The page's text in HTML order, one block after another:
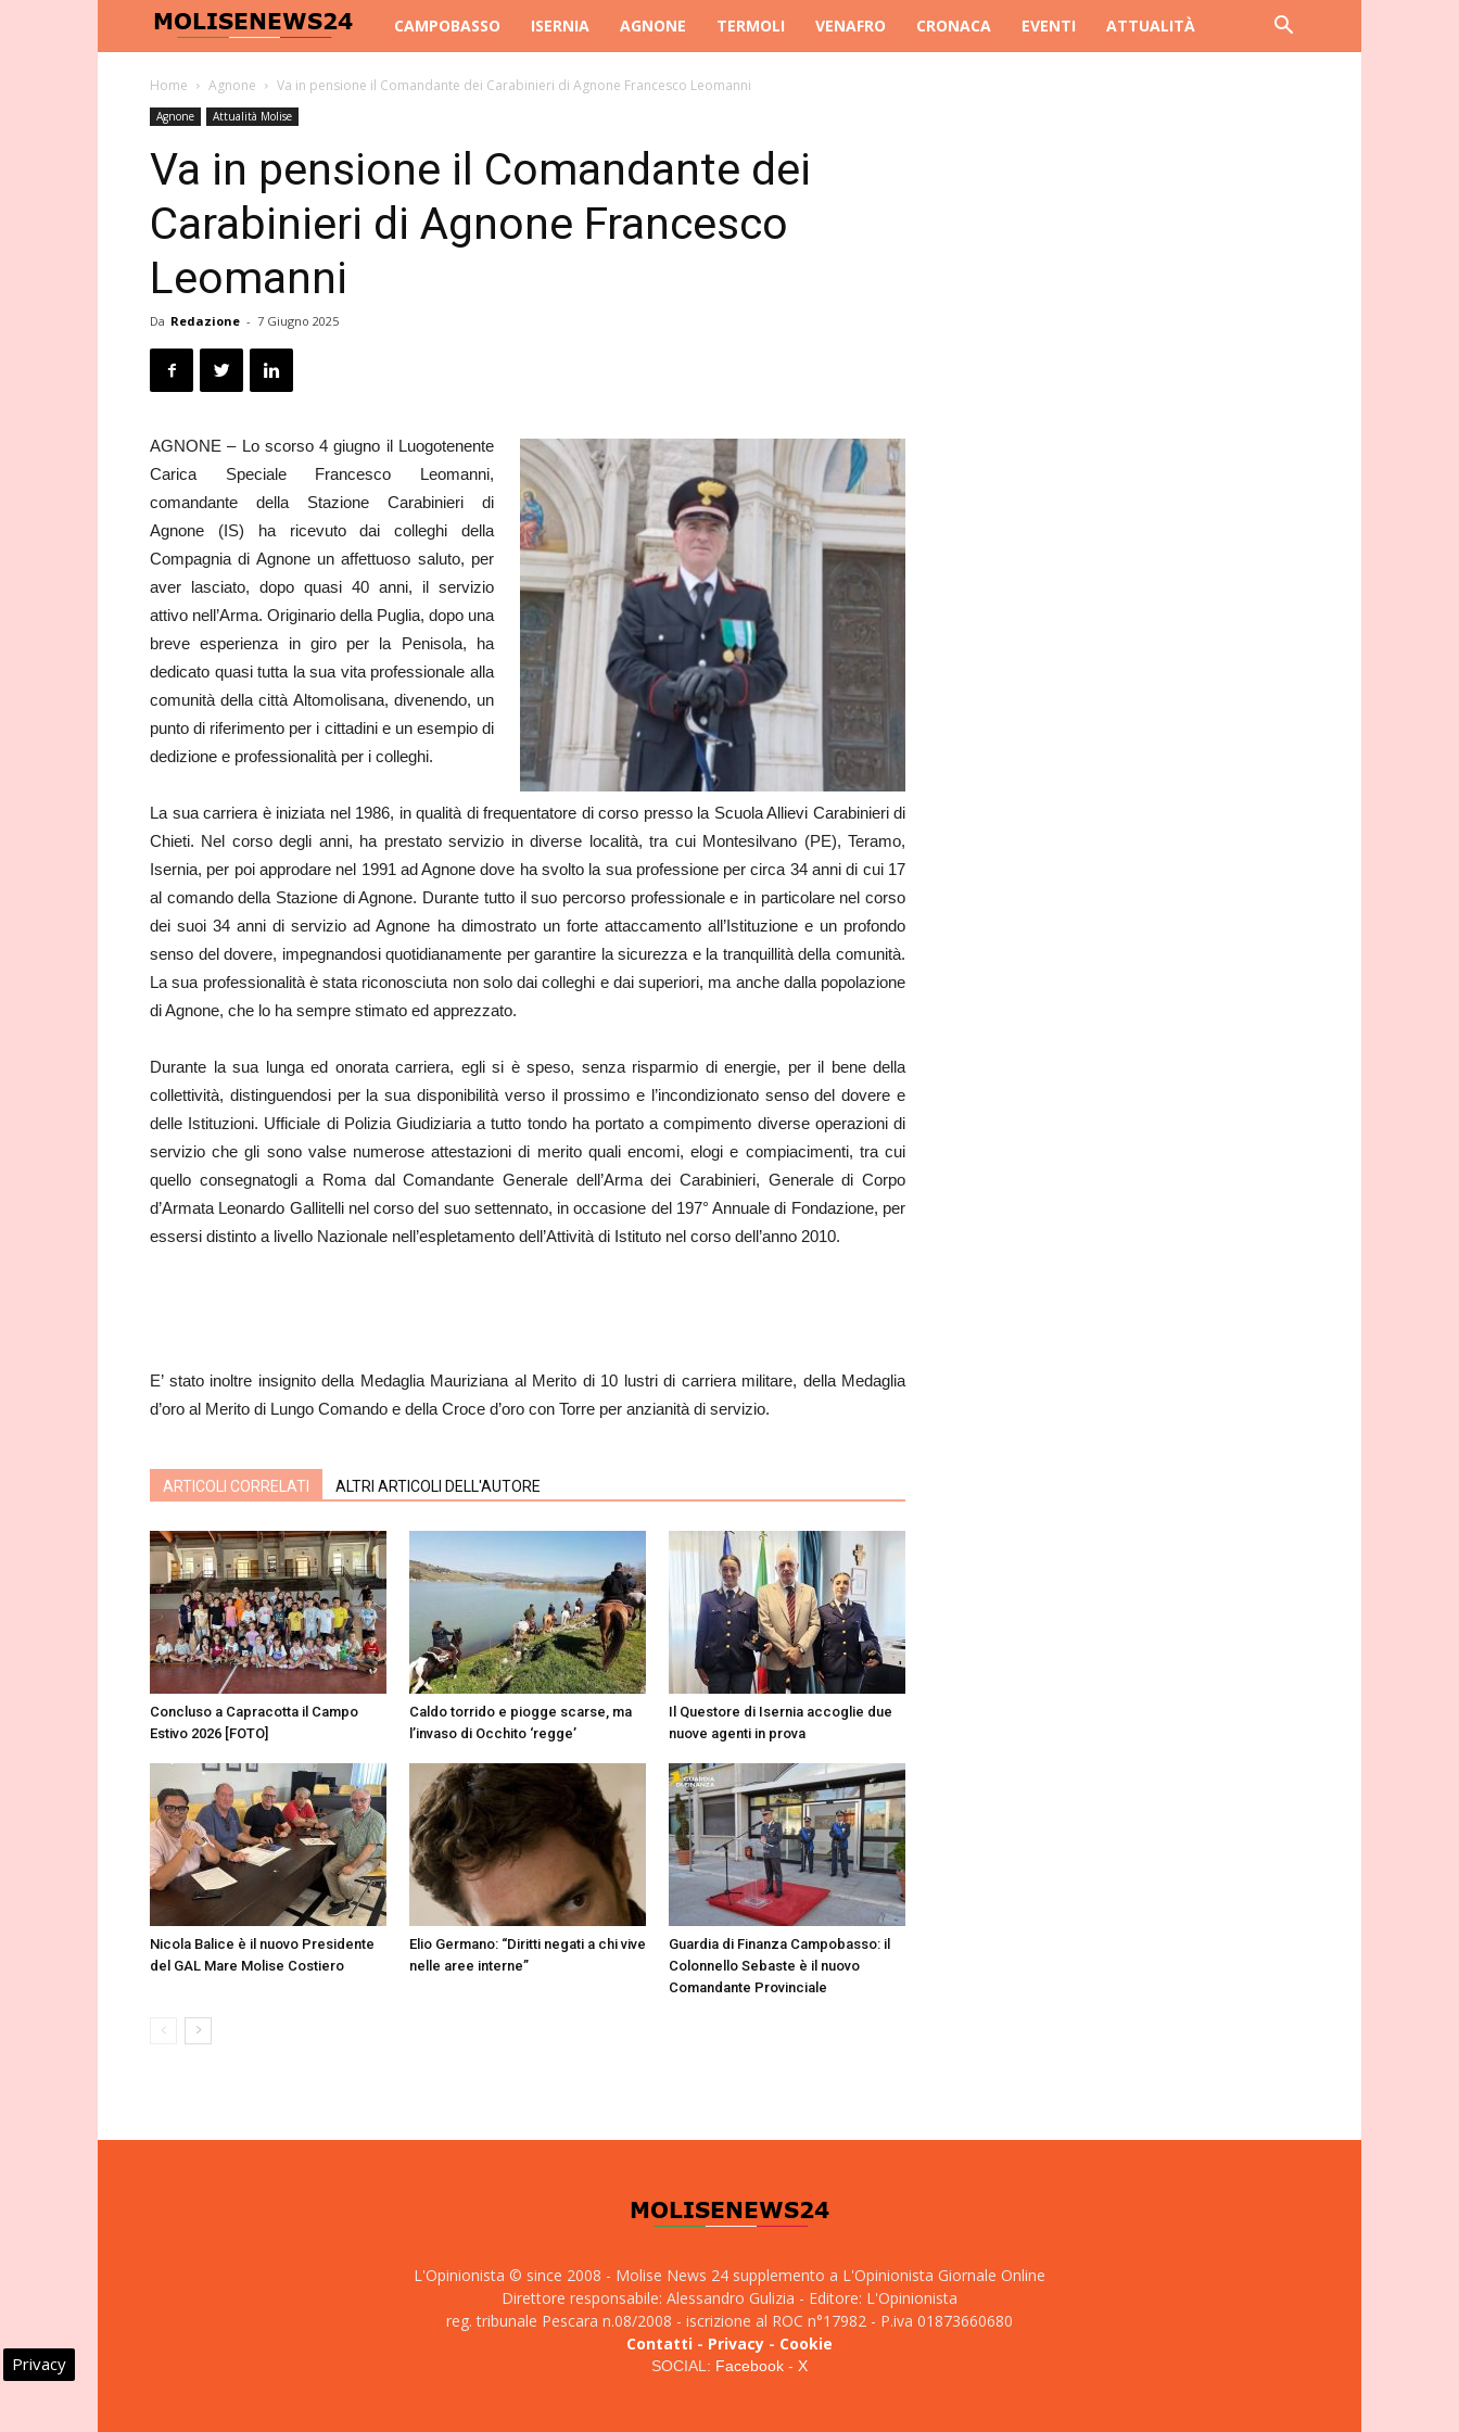
Molise
News
CAMPOBASSO ISERNIA AGNONE TERMOLI VENAFRO CRONACA EVENTI ATTUALITÀ
Home Agnone Va in pensione il Comandante dei Carabinieri di Agnone Francesco Leomanni
Agnone Attualità Molise
Va in pensione il Comandante dei
Carabinieri di Agnone Francesco
Leomanni
Da Redazione - 7 Giugno 2025
AGNONE – Lo scorso 4 giugno il Luogotenente
Carica Speciale Francesco Leomanni,
comandante della Stazione Carabinieri di
Agnone (IS) ha ricevuto dai colleghi della
Compagnia di Agnone un affettuoso saluto, per
aver lasciato, dopo quasi 40 anni, il servizio
attivo nell’Arma. Originario della Puglia, dopo una
breve esperienza in giro per la Penisola, ha
dedicato quasi tutta la sua vita professionale alla
comunità della città Altomolisana, divenendo, un
punto di riferimento per i cittadini e un esempio di
dedizione e professionalità per i colleghi.
La sua carriera è iniziata nel 1986, in qualità di frequentatore di corso presso la Scuola Allievi Carabinieri di
Chieti. Nel corso degli anni, ha prestato servizio in diverse località, tra cui Montesilvano (PE), Teramo,
Isernia, per poi approdare nel 1991 ad Agnone dove ha svolto la sua professione per circa 34 anni di cui 17
al comando della Stazione di Agnone. Durante tutto il suo percorso professionale e in particolare nel corso
dei suoi 34 anni di servizio ad Agnone ha dimostrato un forte attaccamento all’Istituzione e un profondo
senso del dovere, impegnandosi quotidianamente per garantire la sicurezza e la tranquillità della comunità.
La sua professionalità è stata riconosciuta non solo dai colleghi e dai superiori, ma anche dalla popolazione
di Agnone, che lo ha sempre stimato ed apprezzato.
Durante la sua lunga ed onorata carriera, egli si è speso, senza risparmio di energie, per il bene della
collettività, distinguendosi per la sua disponibilità verso il prossimo e l’incondizionato senso del dovere e
delle Istituzioni. Ufficiale di Polizia Giudiziaria a tutto tondo ha portato a compimento diverse operazioni di
servizio che gli sono valse numerose attestazioni di merito quali encomi, elogi e compiacimenti, tra cui
quello consegnatogli a Roma dal Comandante Generale dell’Arma dei Carabinieri, Generale di Corpo
d’Armata Leonardo Gallitelli nel corso del suo settennato, in occasione del 197° Annuale di Fondazione, per
essersi distinto a livello Nazionale nell’espletamento dell’Attività di Istituto nel corso dell’anno 2010.
E’ stato inoltre insignito della Medaglia Mauriziana al Merito di 10 lustri di carriera militare, della Medaglia
d’oro al Merito di Lungo Comando e della Croce d’oro con Torre per anzianità di servizio.
ARTICOLI CORRELATI ALTRI ARTICOLI DELL'AUTORE
Concluso a Capracotta il Campo
Estivo 2026 [FOTO]
Caldo torrido e piogge scarse, ma
l’invaso di Occhito ‘regge’
Il Questore di Isernia accoglie due
nuove agenti in prova
Nicola Balice è il nuovo Presidente
del GAL Mare Molise Costiero
Elio Germano: “Diritti negati a chi vive
nelle aree interne”
Guardia di Finanza Campobasso: il
Colonnello Sebaste è il nuovo
Comandante Provinciale
L'Opinionista © since 2008 - Molise News 24 supplemento a L'Opinionista Giornale Online
Direttore responsabile: Alessandro Gulizia - Editore: L'Opinionista
reg. tribunale Pescara n.08/2008 - iscrizione al ROC n°17982 - P.iva 01873660680
Contatti- Privacy- Cookie
SOCIAL: Facebook- X
Privacy